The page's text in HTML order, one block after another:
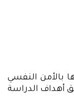
بالأمن النفسي
أهداف الدراسة